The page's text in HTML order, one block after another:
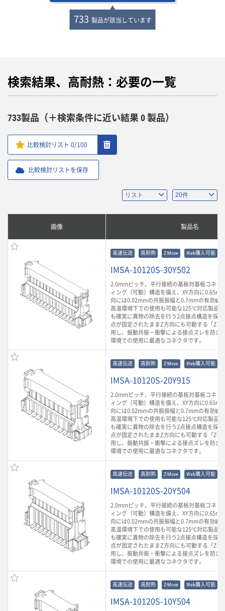
733 製品が該当しています
検索結果、高耐熱：必要の一覧
733製品（＋検索条件に近い結果 0 製品）
比較検討リスト 0/100
比較検討リストを保存
画像 製品名
高速伝送 高耐熱 Z-Move Web購入可能
IMSA-10120S-30Y502
2.0mmピッチ、平行接続の基板対基板コネク
ィング（可動）構造を備え、XY方向に
向には0.02mmの共振振幅と0.7mmの有効嵌
高温環境下での使用も可能な125℃対応製品
も確実に異物の除去を行う2点接点構造を採
点が固定されたままZ方向にも可動する「Z-
用し、振動共振・衝撃による接点ズレを防ぎ
環境での使用に最適なコネクタです。
高速伝送 高耐熱 Z-Move Web購入可能
IMSA-10120S-20Y915
2.0mmピッチ、平行接続の基板対基板コネク
ィング（可動）構造を備え、XY方向に
向には0.02mmの共振振幅と0.7mmの有効嵌
高温環境下での使用も可能な125℃対応製品
も確実に異物の除去を行う2点接点構造を採
点が固定されたままZ方向にも可動する「Z-
用し、振動共振・衝撃による接点ズレを防ぎ
環境での使用に最適なコネクタです。
高速伝送 高耐熱 Z-Move Web購入可能
IMSA-10120S-20Y504
2.0mmピッチ、平行接続の基板対基板コネク
ィング（可動）構造を備え、XY方向に
向には0.02mmの共振振幅と0.7mmの有効嵌
高温環境下での使用も可能な125℃対応製品
も確実に異物の除去を行う2点接点構造を採
点が固定されたままZ方向にも可動する「Z-
用し、振動共振・衝撃による接点ズレを防ぎ
環境での使用に最適なコネクタです。
高速伝送 高耐熱 Z-Move Web購入可能
IMSA-10120S-10Y504